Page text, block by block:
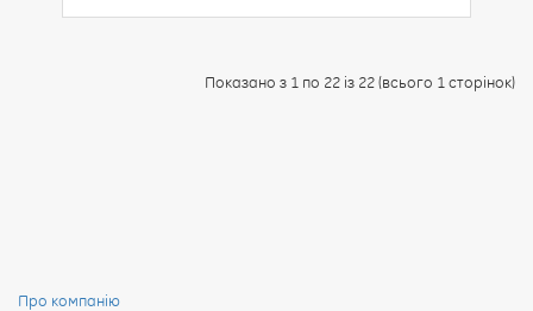
Показано з 1 по 22 із 22 (всього 1 сторінок)
Про компанію